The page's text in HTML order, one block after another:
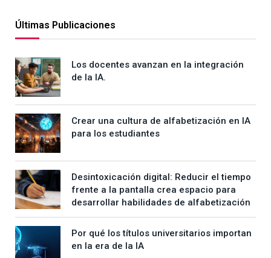
Últimas Publicaciones
Los docentes avanzan en la integración
de la IA.
Crear una cultura de alfabetización en IA
para los estudiantes
Desintoxicación digital: Reducir el tiempo
frente a la pantalla crea espacio para
desarrollar habilidades de alfabetización
Por qué los títulos universitarios importan
en la era de la IA